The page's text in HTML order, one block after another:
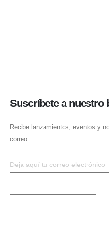
Suscríbete a nuestro
Recibe lanzamientos, eventos y
correo.